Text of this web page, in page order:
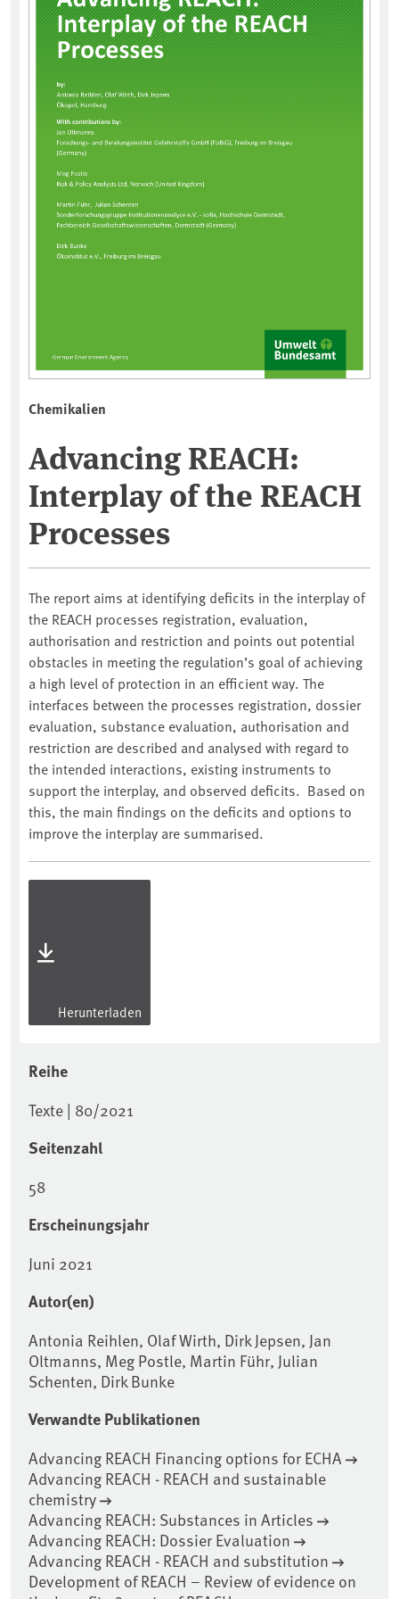
Chemikalien
Advancing REACH:
Interplay of the REACH
Processes
The report aims at identifying deficits in the interplay of
the REACH processes registration, evaluation,
authorisation and restriction and points out potential
obstacles in meeting the regulation’s goal of achieving
a high level of protection in an efficient way. The
interfaces between the processes registration, dossier
evaluation, substance evaluation, authorisation and
restriction are described and analysed with regard to
the intended interactions, existing instruments to
support the interplay, and observed deficits. Based on
this, the main findings on the deficits and options to
improve the interplay are summarised.
Herunterladen
Reihe
Texte | 80/2021
Seitenzahl
58
Erscheinungsjahr
Juni 2021
Autor(en)
Antonia Reihlen, Olaf Wirth, Dirk Jepsen, Jan
Oltmanns, Meg Postle, Martin Führ, Julian
Schenten, Dirk Bunke
Verwandte Publikationen
Advancing REACH Financing options for ECHA
Advancing REACH - REACH and sustainable
chemistry
Advancing REACH: Substances in Articles
Advancing REACH: Dossier Evaluation
Advancing REACH - REACH and substitution
Development of REACH – Review of evidence on